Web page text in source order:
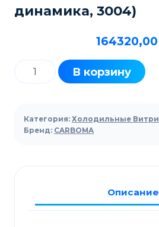
динамика, 3004)
164320,00
Количество
товара
холодильная
Carboma
VM-
5
угол,
В корзину
Категория: Холодильные
Бренд: CARBOMA
Описание